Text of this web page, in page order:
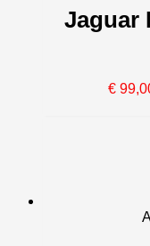
Jaguar
€